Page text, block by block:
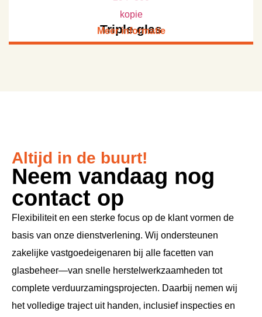
Triple glas
Meer informatie
Altijd in de buurt!
Neem vandaag nog
contact op
Flexibiliteit en een sterke focus op de klant vormen de
basis van onze dienstverlening. Wij ondersteunen
zakelijke vastgoedeigenaren bij alle facetten van
glasbeheer—van snelle herstelwerkzaamheden tot
complete verduurzamingsprojecten. Daarbij nemen wij
het volledige traject uit handen, inclusief inspecties en